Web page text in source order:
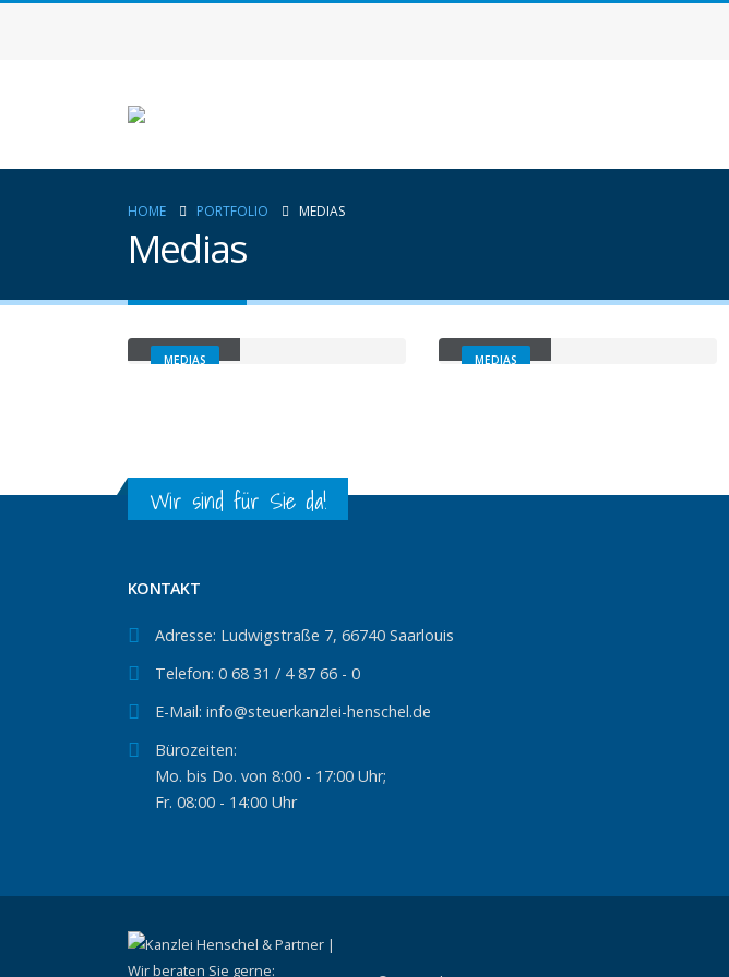
HOME PORTFOLIO MEDIAS
Medias
MEDIAS MEDIAS
Wir sind für Sie da!
KONTAKT
Adresse: Ludwigstraße 7, 66740 Saarlouis
Telefon: 0 68 31 / 4 87 66 - 0
E-Mail: info@steuerkanzlei-henschel.de
Bürozeiten:
Mo. bis Do. von 8:00 - 17:00 Uhr;
Fr. 08:00 - 14:00 Uhr